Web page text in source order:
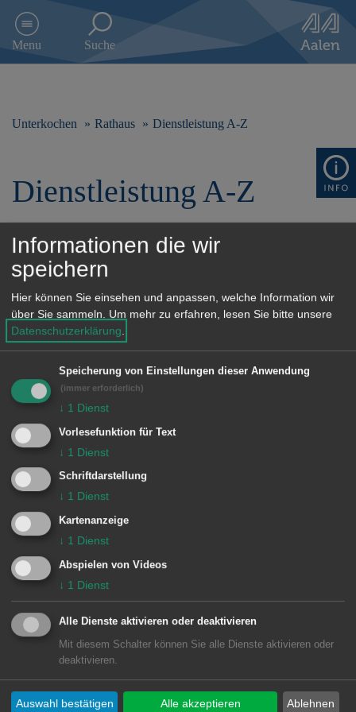
e
i
n
g
n
Menu Suche
Unterkochen Rathaus Dienstleistung A-Z
Dienstleistung A-Z
Alle
I-L M-P Q-U V-Z
Für die von Ihnen ausgewählten Filter
liegen leider keine Inhalte vor
Unsere Anschrift
Bezirksamt Unterkochen
Rathausplatz 9
73432Aalen-Unterkochen
07361 9880-0
Informationen die wir
speichern
Hier können Sie einsehen und anpassen, welche Information wir
über Sie sammeln.
Um mehr zu erfahren, lesen Sie bitte unsere
Datenschutzerklärung
Speicherung von Einstellungen dieser Anwendung
(immer erforderlich)
↓ 1 Dienst
Vorlesefunktion für Text
↓ 1 Dienst
Schriftdarstellung
↓ 1 Dienst
Kartenanzeige
↓ 1 Dienst
Abspielen von Videos
↓ 1 Dienst
Alle Dienste aktivieren oder deaktivieren
Mit diesem Schalter können Sie alle Dienste aktivieren oder
deaktivieren.
Ablehnen
Auswahl bestätigen Alle akzeptieren